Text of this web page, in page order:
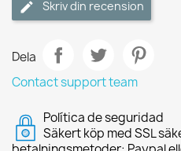
Skriv din recension
Dela
Contact support team
Política de seguridad
Säkert köp med SSL